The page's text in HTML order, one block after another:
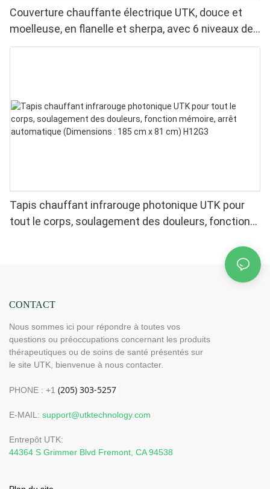
Couverture chauffante électrique UTK, douce et
moelleuse, en flanelle et sherpa, avec 6 niveaux de
chaleur, arrêt automatique et chauffage uniforme.
Tapis chauffant infrarouge photonique UTK pour
tout le corps, soulagement des douleurs, fonction
CONTACT
Nous sommes ici pour répondre à toutes vos
questions ou préoccupations concernant les produits
thérapeutiques ou de soins de santé présentés sur
le site UTK, bienvenue à nous contacter.
PHONE : +1
E-MAIL: support@utktechnology.com
Entrepôt UTK:
44364 S Grimmer Blvd Fremont, CA 94538